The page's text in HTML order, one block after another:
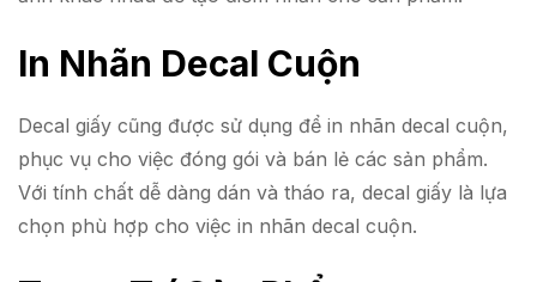
In Nhãn Decal Cuộn
Decal giấy cũng được sử dụng để in nhãn decal cuộn,
phục vụ cho việc đóng gói và bán lẻ các sản phẩm.
Với tính chất dễ dàng dán và tháo ra, decal giấy là lựa
chọn phù hợp cho việc in nhãn decal cuộn.